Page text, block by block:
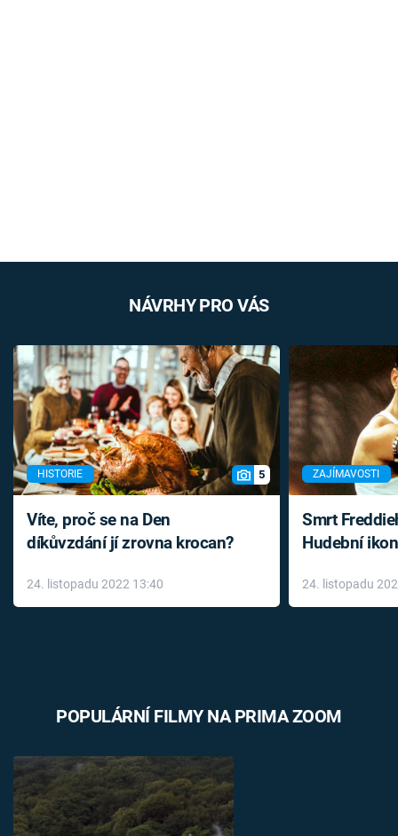
NÁVRHY PRO VÁS
HISTORIE 5
Víte, proč se na Den
díkůvzdání jí zrovna krocan?
24. listopadu 2022 13:40
ZAJÍMAVOSTI
Smrt
Hudební
léky
24. listopadu
POPULÁRNÍ FILMY NA PRIMA ZOOM